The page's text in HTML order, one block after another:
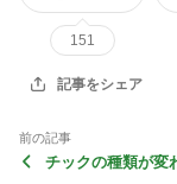
151
記事をシェア
前の記事
チックの種類が変